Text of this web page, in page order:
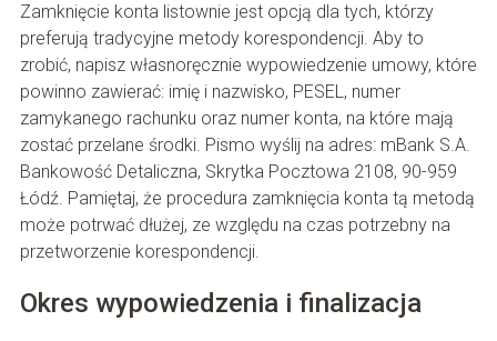
Zamknięcie konta listownie jest opcją dla tych, którzy
preferują tradycyjne metody korespondencji. Aby to
zrobić, napisz własnoręcznie wypowiedzenie umowy, które
powinno zawierać: imię i nazwisko, PESEL, numer
zamykanego rachunku oraz numer konta, na które mają
zostać przelane środki. Pismo wyślij na adres: mBank S.A.
Bankowość Detaliczna, Skrytka Pocztowa 2108, 90-959
Łódź. Pamiętaj, że procedura zamknięcia konta tą metodą
może potrwać dłużej, ze względu na czas potrzebny na
przetworzenie korespondencji.
Okres wypowiedzenia i finalizacja